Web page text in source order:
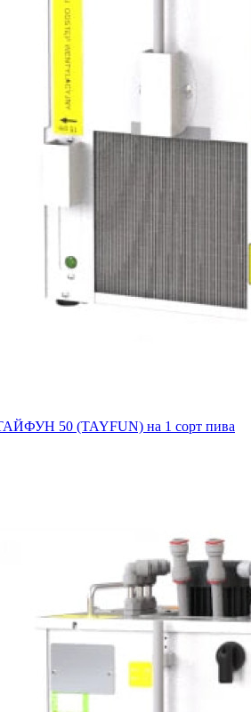
50 (TAYFUN) на 1 сорт пива